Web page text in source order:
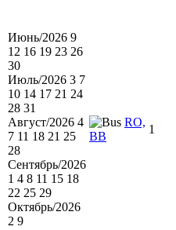
Июнь/2026 9
12 16 19 23 26
30
Июль/2026 3 7
10 14 17 21 24
28 31
Август/2026 4
7 11 18 21 25
28
Сентябрь/2026
1 4 8 11 15 18
22 25 29
Октябрь/2026
2 9
RO,
BB
1